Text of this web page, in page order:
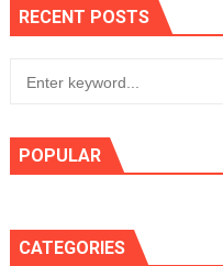
RECENT POSTS
POPULAR
CATEGORIES